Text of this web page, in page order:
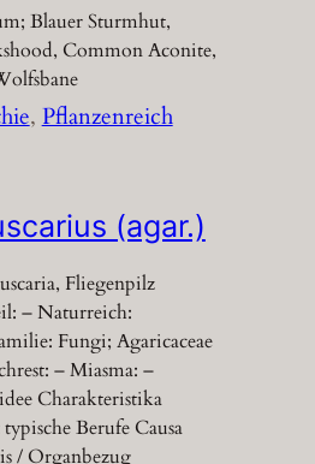
Blauer Sturmhut,
Common Aconite,
, Pflanzenreich
(agar.)
Fliegenpilz
– Naturreich:
Fungi; Agaricaceae
– Miasma: –
Charakteristika
Berufe Causa
/ Organbezug